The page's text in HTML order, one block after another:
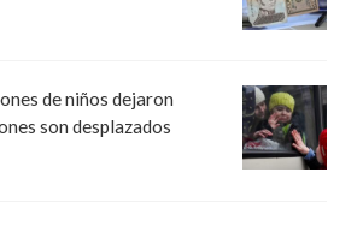
de niños dejaron
son desplazados